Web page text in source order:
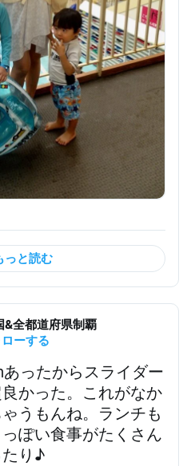
っと読む
全都道府県制覇
ーする
ったからスライダー
かった。 これがなか
うもんね。ランチも
ぽい食事がたくさん
り♪